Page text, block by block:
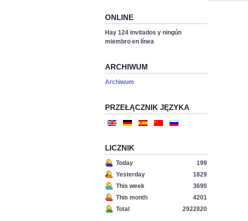
ONLINE
Hay 124 invitados y ningún
miembro en línea
ARCHIWUM
Archiwum
PRZEŁĄCZNIK JĘZYKA
LICZNIK
Today
199
Yesterday
1829
This week
3690
This month
4201
Total
2922820